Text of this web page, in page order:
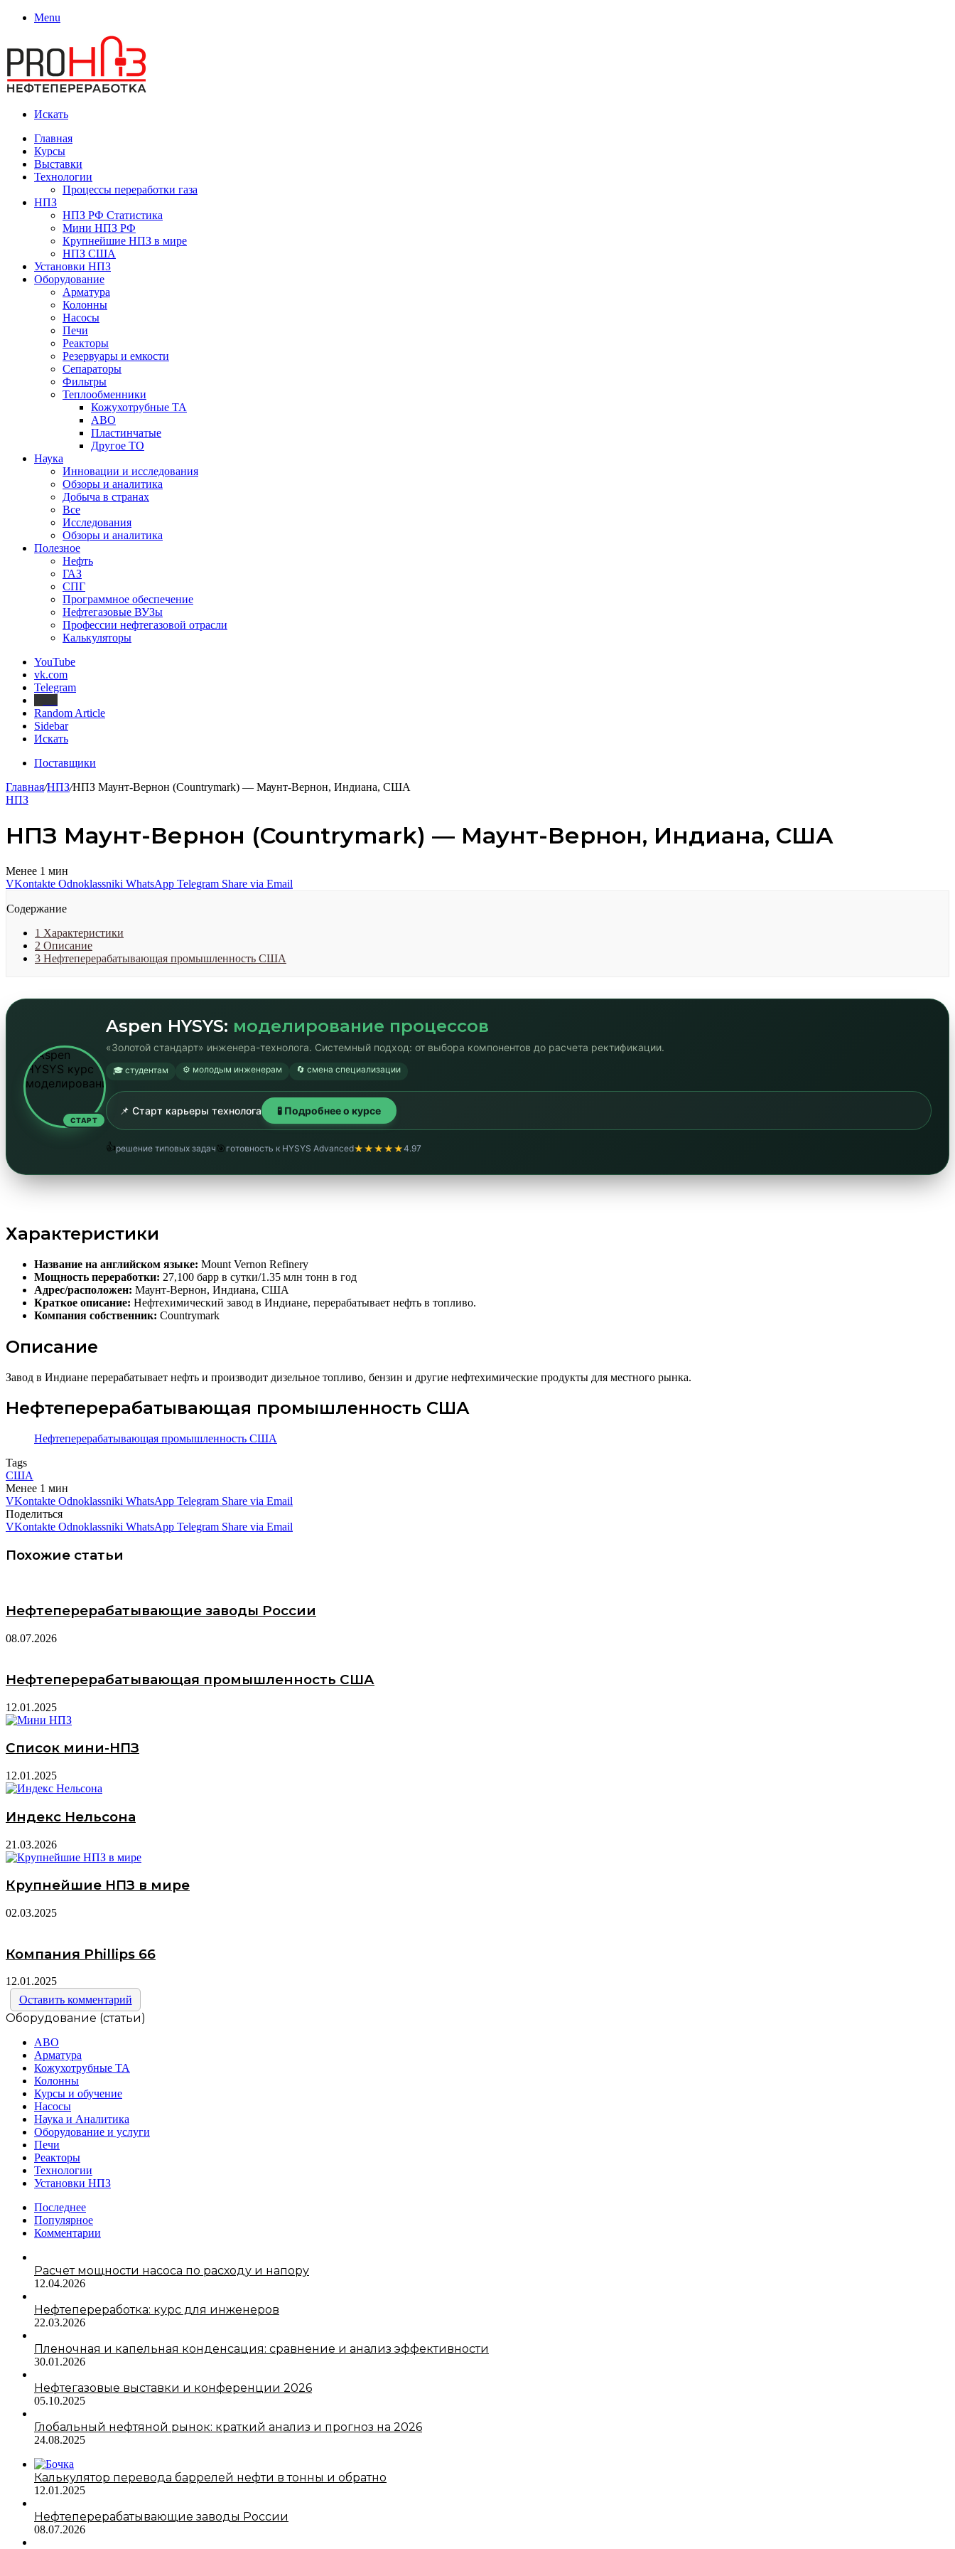
Menu
Искать
Главная
Курсы
Выставки
Технологии
Процессы переработки газа
НПЗ
НПЗ РФ Статистика
Мини НПЗ РФ
Крупнейшие НПЗ в мире
НПЗ США
Установки НПЗ
Оборудование
Арматура
Колонны
Насосы
Печи
Реакторы
Резервуары и емкости
Сепараторы
Фильтры
Теплообменники
Кожухотрубные ТА
АВО
Пластинчатые
Другое ТО
Наука
Инновации и исследования
Обзоры и аналитика
Добыча в странах
Все
Исследования
Обзоры и аналитика
Полезное
Нефть
ГАЗ
СПГ
Программное обеспечение
Нефтегазовые ВУЗы
Профессии нефтегазовой отрасли
Калькуляторы
YouTube
vk.com
Telegram
Random Article
Sidebar
Искать
Поставщики
Главная/НПЗ/НПЗ Маунт-Вернон (Countrymark) — Маунт-Вернон, Индиана, США
НПЗ
НПЗ Маунт-Вернон (Countrymark) — Маунт-Вернон, Индиана, США
Менее 1 мин
VKontakte Odnoklassniki WhatsApp Telegram Share via Email
Содержание
1 Характеристики
2 Описание
3 Нефтеперерабатывающая промышленность США
СТАРТ
Aspen HYSYS: моделирование процессов
«Золотой стандарт» инженера-технолога. Системный подход: от выбора компонентов до расчета ректификации.
🎓 студентам ⚙️ молодым инженерам 🔄 смена специализации
📌 Старт карьеры технолога 🧪 Подробнее о курсе
👍решение типовых задач 🎯 готовность к HYSYS Advanced★★★★★4.97
Характеристики
Название на английском языке: Mount Vernon Refinery
Мощность переработки: 27,100 барр в сутки/1.35 млн тонн в год
Адрес/расположен: Маунт-Вернон, Индиана, США
Краткое описание: Нефтехимический завод в Индиане, перерабатывает нефть в топливо.
Компания собственник: Countrymark
Описание
Завод в Индиане перерабатывает нефть и производит дизельное топливо, бензин и другие нефтехимические продукты для местного рынка.
Нефтеперерабатывающая промышленность США
Нефтеперерабатывающая промышленность США
Tags
США
Менее 1 мин
VKontakte Odnoklassniki WhatsApp Telegram Share via Email
Поделиться
VKontakte Odnoklassniki WhatsApp Telegram Share via Email
Похожие статьи
Нефтеперерабатывающие заводы России
08.07.2026
Нефтеперерабатывающая промышленность США
12.01.2025
Список мини-НПЗ
12.01.2025
Индекс Нельсона
21.03.2026
Крупнейшие НПЗ в мире
02.03.2025
Компания Phillips 66
12.01.2025
Оставить комментарий
Оборудование (статьи)
АВО
Арматура
Кожухотрубные ТА
Колонны
Курсы и обучение
Насосы
Наука и Аналитика
Оборудование и услуги
Печи
Реакторы
Технологии
Установки НПЗ
Последнее
Популярное
Комментарии
Расчет мощности насоса по расходу и напору
12.04.2026
Нефтепереработка: курс для инженеров
22.03.2026
Пленочная и капельная конденсация: сравнение и анализ эффективности
30.01.2026
Нефтегазовые выставки и конференции 2026
05.10.2025
Глобальный нефтяной рынок: краткий анализ и прогноз на 2026
24.08.2025
Калькулятор перевода баррелей нефти в тонны и обратно
12.01.2025
Нефтеперерабатывающие заводы России
08.07.2026